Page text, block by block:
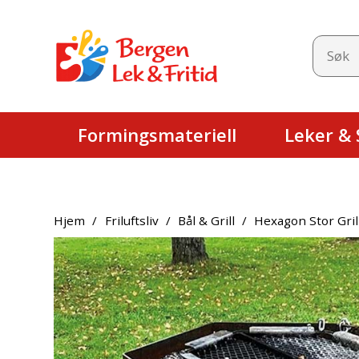
Formingsmateriell Leker &
Hjem / Friluftsliv / Bål & Grill / Hexagon Stor